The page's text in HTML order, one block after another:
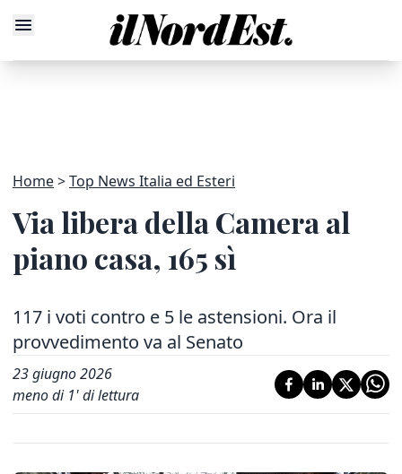
Home Top News Italia ed Esteri
Via libera della Camera al
piano casa, 165 sì
117 i voti contro e 5 le astensioni. Ora il
provvedimento va al Senato
23 giugno 2026
meno di 1' di lettura